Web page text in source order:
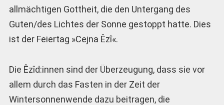
allmächtigen Gottheit, die den Untergang des
Guten/des Lichtes der Sonne gestoppt hatte. Dies
ist der Feiertag »Cejna Êzî«.
Die Êzîd:innen sind der Überzeugung, dass sie vor
allem durch das Fasten in der Zeit der
Wintersonnenwende dazu beitragen, die